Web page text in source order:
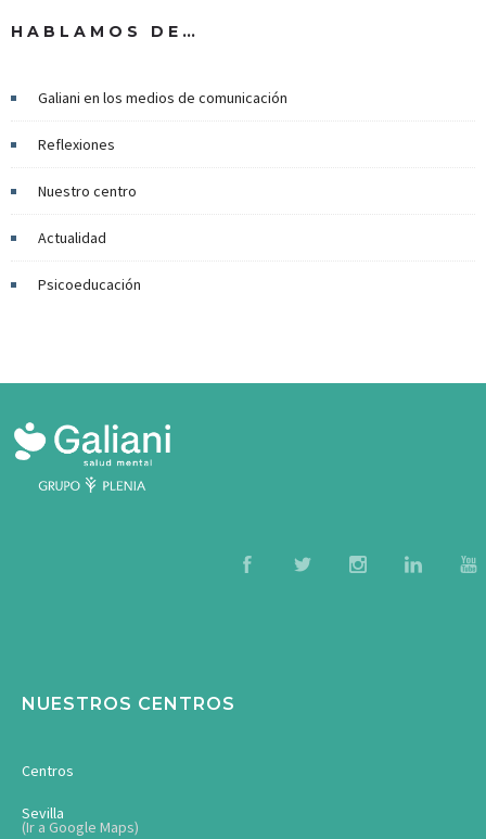
HABLAMOS DE…
Galiani en los medios de comunicación
Reflexiones
Nuestro centro
Actualidad
Psicoeducación
NUESTROS CENTROS
Centros
Sevilla
(Ir a Google Maps)